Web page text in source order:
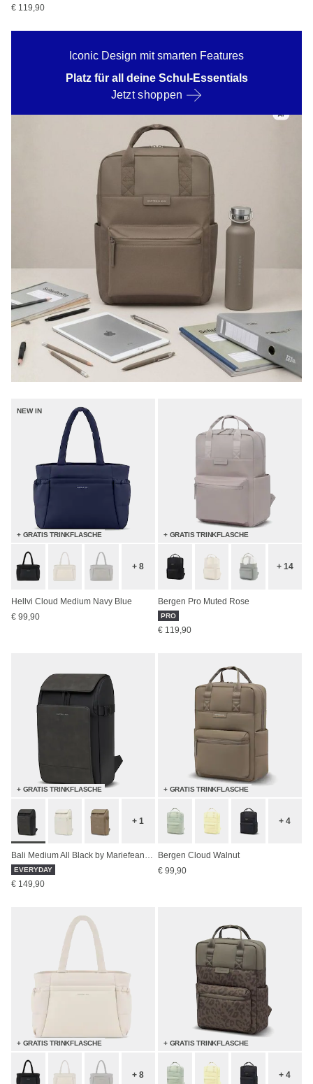
€ 119,90
Iconic Design mit smarten Features
Platz für all deine Schul-Essentials
Jetzt shoppen
NEW IN
+ GRATIS TRINKFLASCHE
+ 8
Hellvi Cloud Medium Navy Blue
€ 99,90
+ GRATIS TRINKFLASCHE
+ 14
Bergen Pro Muted Rose
PRO
€ 119,90
+ GRATIS TRINKFLASCHE
+ 1
Bali Medium All Black by Mariefeandjakesnow
EVERYDAY
€ 149,90
+ GRATIS TRINKFLASCHE
+ 4
Bergen Cloud Walnut
€ 99,90
+ GRATIS TRINKFLASCHE
+ 8
+ GRATIS TRINKFLASCHE
+ 4